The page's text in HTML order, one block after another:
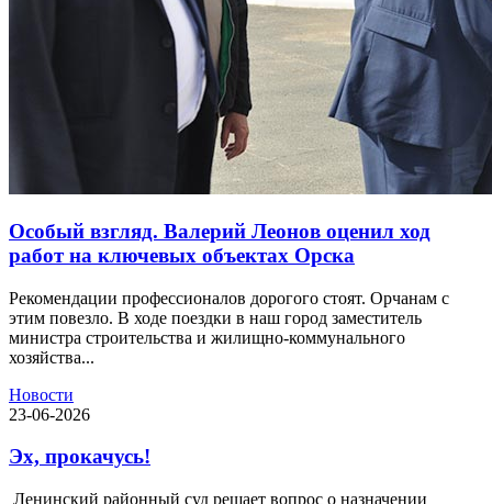
Особый взгляд. Валерий Леонов оценил ход
работ на ключевых объектах Орска
Рекомендации профессионалов дорогого стоят. Орчанам с
этим повезло. В ходе поездки в наш город заместитель
министра строительства и жилищно-коммунального
хозяйства...
Новости
23-06-2026
Эх, прокачусь!
Ленинский районный суд решает вопрос о назначении